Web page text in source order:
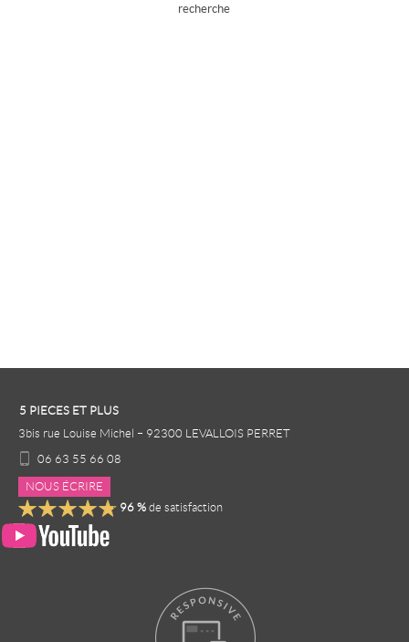
recherche
5 PIECES ET PLUS
3bis rue Louise Michel – 92300 LEVALLOIS PERRET
06 63 55 66 08
NOUS ÉCRIRE
96 % de satisfaction